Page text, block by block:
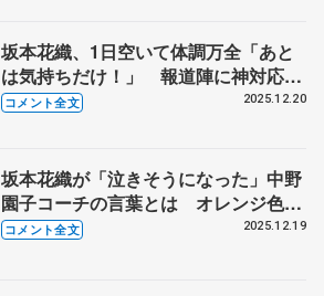
坂本花織、1日空いて体調万全「あと
は気持ちだけ！」 報道陣に神対応、
ファンに「ほんまに謝りたい」こと告
コメント全文 2025.12.20
坂本花織が「泣きそうになった」中野
園子コーチの言葉とは オレンジ色に
染まった観客席、ファンに感謝【全日
コメント全文 2025.12.19